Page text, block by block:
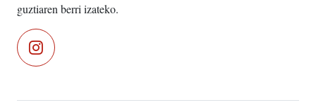
guztiaren berri izateko.